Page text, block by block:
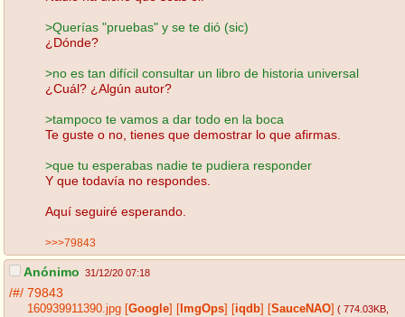
>Querías "pruebas" y se te dió (sic)
¿Dónde?
>no es tan difícil consultar un libro de historia universal
¿Cuál? ¿Algún autor?
>tampoco te vamos a dar todo en la boca
Te guste o no, tienes que demostrar lo que afirmas.
>que tu esperabas nadie te pudiera responder
Y que todavía no respondes.
Aquí seguiré esperando.
>>>79843
Anónimo 31/12/20 07:18
/#/ 79843
160939911390.jpg Google ImgOps iqdb SauceNAO ( 774.03KB